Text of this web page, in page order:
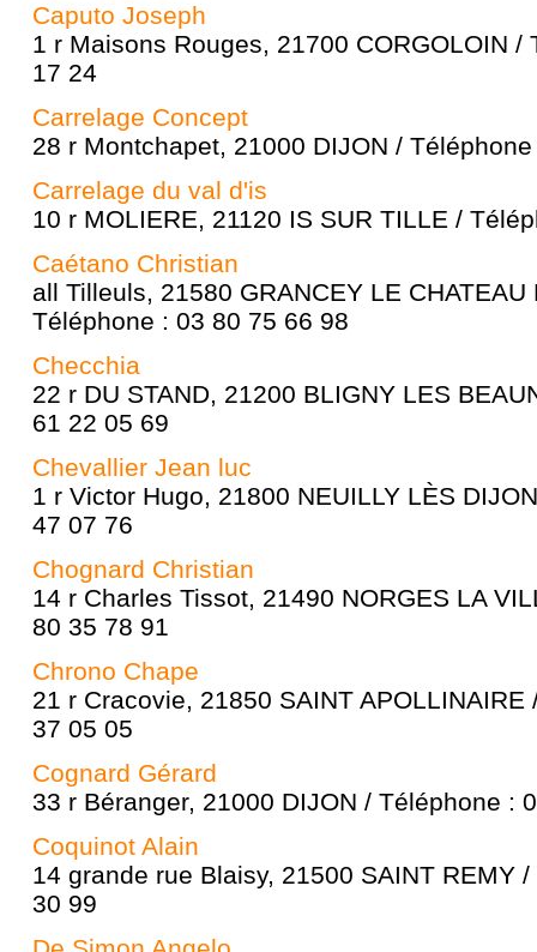
Caputo Joseph
1 r Maisons Rouges, 21700 CORGOLOIN /
17 24
Carrelage Concept
28 r Montchapet, 21000 DIJON /
Carrelage du val d'is
10 r MOLIERE, 21120 IS SUR TILLE /
Caétano Christian
all Tilleuls, 21580 GRANCEY LE CHATEAU
Téléphone : 03 80 75 66 98
Checchia
22 r DU STAND, 21200 BLIGNY LES
61 22 05 69
Chevallier Jean luc
1 r Victor Hugo, 21800 NEUILLY LÈS
47 07 76
Chognard Christian
14 r Charles Tissot, 21490 NORGES LA
80 35 78 91
Chrono Chape
21 r Cracovie, 21850 SAINT
37 05 05
Cognard Gérard
33 r Béranger, 21000 DIJON / Téléphone :
Coquinot Alain
14 grande rue Blaisy, 21500 SAINT REMY
30 99